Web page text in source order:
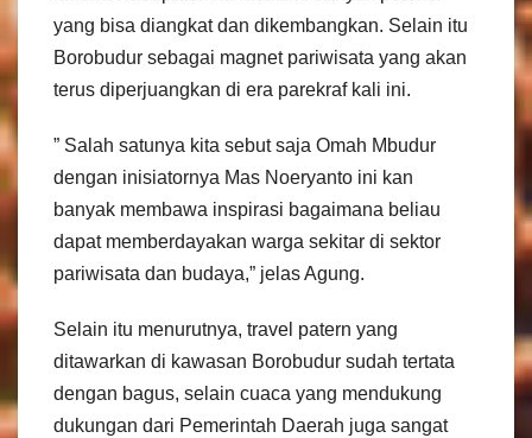
yang bisa diangkat dan dikembangkan. Selain itu
Borobudur sebagai magnet pariwisata yang akan
terus diperjuangkan di era parekraf kali ini.
” Salah satunya kita sebut saja Omah Mbudur
dengan inisiatornya Mas Noeryanto ini kan
banyak membawa inspirasi bagaimana beliau
dapat memberdayakan warga sekitar di sektor
pariwisata dan budaya,” jelas Agung.
Selain itu menurutnya, travel patern yang
ditawarkan di kawasan Borobudur sudah tertata
dengan bagus, selain cuaca yang mendukung
dukungan dari Pemerintah Daerah juga sangat